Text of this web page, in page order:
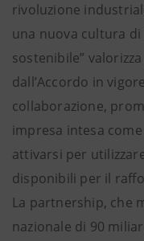
rivoluzione
una nuova cultura
sostenibile”
dall’Accordo in
collaborazione,
impresa intesa
attivarsi per
disponibili per il
La partnership, che
nazionale di 90